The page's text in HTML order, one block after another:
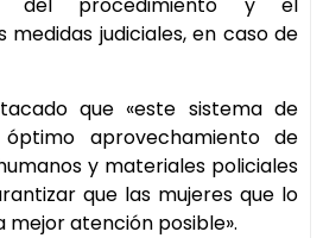
del procedimiento y el
judiciales, en caso de
que «este sistema de
aprovechamiento de
y materiales policiales
que las mujeres que lo
atención posible».